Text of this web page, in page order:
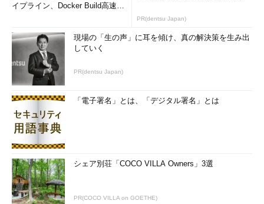
イプライン、Docker Build高速化
PR(dentsu Japan)
現場の「生の声」に耳を傾け、真の解決策を生み出
していく
PR(dentsu Japan)
「電子署名」とは、「デジタル署名」とは
シェア別荘「COCO VILLA Owners」3選
PR(COCO VILLA on GOETHE)